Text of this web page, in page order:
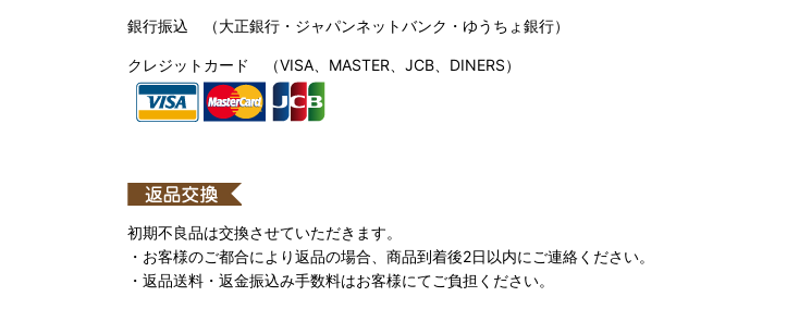
銀行振込 （大正銀行・ジャパンネットバンク・ゆうちょ銀行）
クレジットカード （VISA、MASTER、JCB、DINERS）
初期不良品は交換させていただきます。
・お客様のご都合により返品の場合、商品到着後2日以内にご連絡ください。
・返品送料・返金振込み手数料はお客様にてご負担ください。